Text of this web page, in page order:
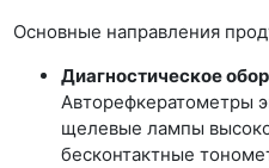
Основные направления
Диагностическое
Авторефкератометры
щелевые лампы
бесконтактные